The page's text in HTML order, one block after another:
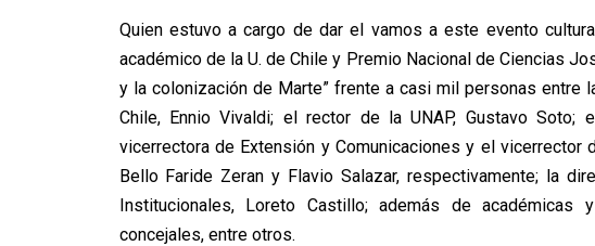
Quien estuvo a cargo de dar el vamos a este evento
académico de la U. de Chile y Premio Nacional de Ciencias
y la colonización de Marte” frente a casi mil personas entre
Chile, Ennio Vivaldi; el rector de la UNAP, Gustavo
vicerrectora de Extensión y Comunicaciones y el
Bello Faride Zeran y Flavio Salazar, respectivamente; la
Institucionales, Loreto Castillo; además de académicas
concejales, entre otros.